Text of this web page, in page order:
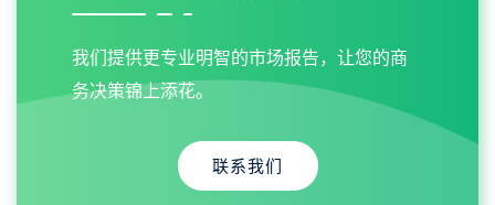
我们提供更专业明智的市场报告，让您的商
务决策锦上添花。
联系我们